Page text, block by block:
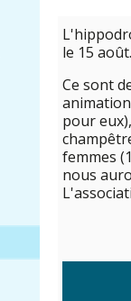
le 15 août.
Ce sont
pour
femmes
nous